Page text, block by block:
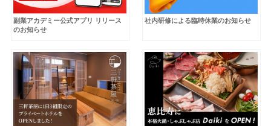
副業アカデミー公式アプリ リリース
のお知らせ
社内研修による臨時休業のお知らせ